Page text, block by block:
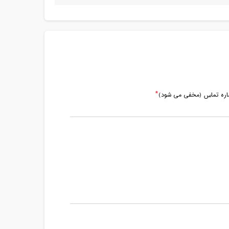
مدت کلاس : 01:00 ساعت
تماس (مخفی می شود)